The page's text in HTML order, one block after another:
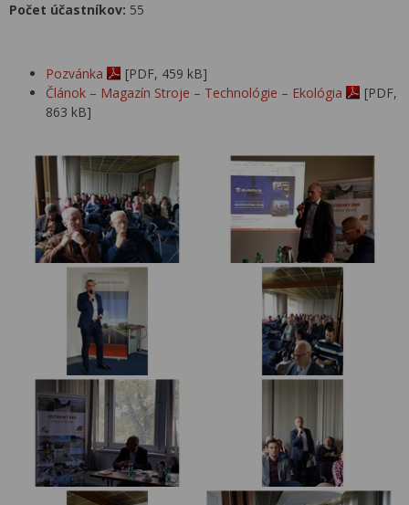
Počet účastníkov: 55
Pozvánka
[PDF, 459 kB]
Článok – Magazín Stroje – Technológie – Ekológia
[PDF,
863 kB]